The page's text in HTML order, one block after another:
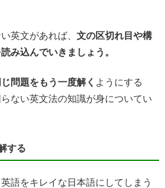
英文があれば、 文の区切れ目や構
み込んでいきましょう。
じ問題をもう一度解く ようにする
ない英文法の知識が身についてい
する
語をキレイな日本語にしてしまう